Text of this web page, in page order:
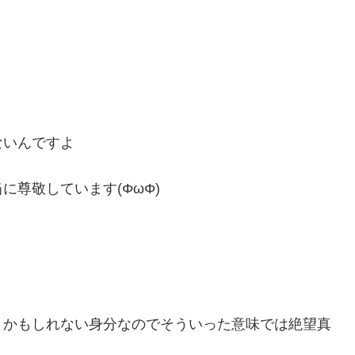
んですよ
に尊敬しています(ΦωΦ)
もしれない身分なのでそういった意味では絶望真